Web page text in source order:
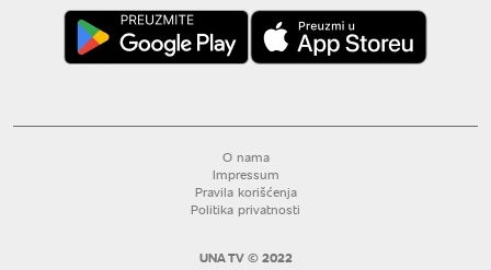
O nama
Impressum
Pravila korišćenja
Politika privatnosti
UNA TV © 2022